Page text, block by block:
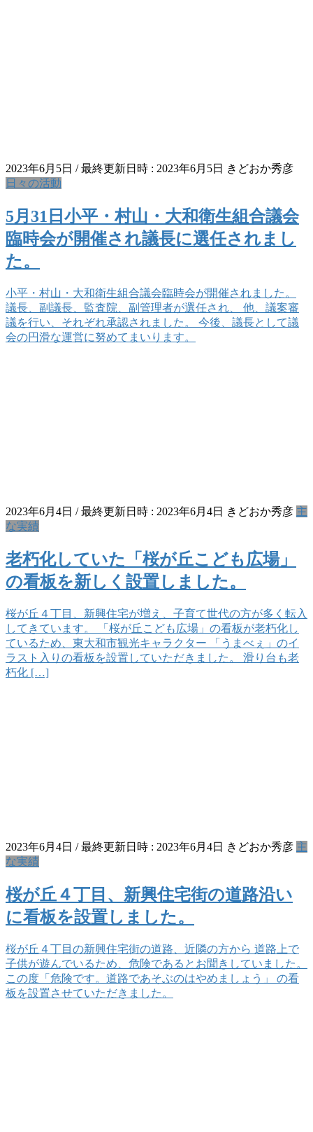
2023年6月5日 / 最終更新日時 : 2023年6月5日 きどおか秀彦
日々の活動
5月31日小平・村山・大和衛生組合議会
臨時会が開催され議長に選任されまし
た。
小平・村山・大和衛生組合議会臨時会が開催されました。
議長、副議長、監査院、副管理者が選任され、 他、議案審
議を行い、それぞれ承認されました。 今後、議長として議
会の円滑な運営に努めてまいります。
2023年6月4日 / 最終更新日時 : 2023年6月4日 きどおか秀彦 主
な実績
老朽化していた「桜が丘こども広場」
の看板を新しく設置しました。
桜が丘４丁目、新興住宅が増え、子育て世代の方が多く転入
してきています。 「桜が丘こども広場」の看板が老朽化し
ているため、東大和市観光キャラクター 「うまべぇ」のイ
ラスト入りの看板を設置していただきました。 滑り台も老
朽化 […]
2023年6月4日 / 最終更新日時 : 2023年6月4日 きどおか秀彦 主
な実績
桜が丘４丁目、新興住宅街の道路沿い
に看板を設置しました。
桜が丘４丁目の新興住宅街の道路、近隣の方から 道路上で
子供が遊んでいるため、危険であるとお聞きしていました。
この度「危険です。道路であそぶのはやめましょう」 の看
板を設置させていただきました。